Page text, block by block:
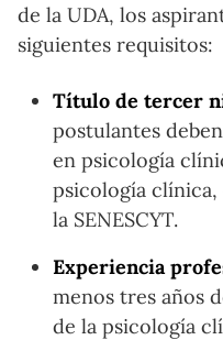
de la UDA, los
siguientes requisitos:
Título de tercer
postulantes
en psicología
psicología
la SENESCYT.
Experiencia
menos tres años
de la psicología